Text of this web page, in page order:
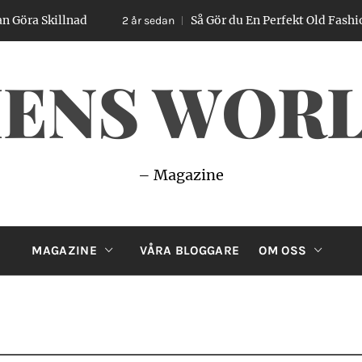
2 år sedan Så Gör du En Perfekt Old Fashioned –
– Magazine
MAGAZINE VÅRA BLOGGARE OM OSS